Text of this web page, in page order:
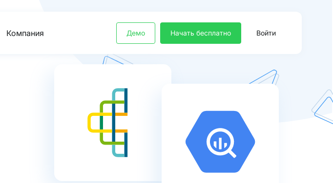
Компания Демо Начать бесплатно Войти